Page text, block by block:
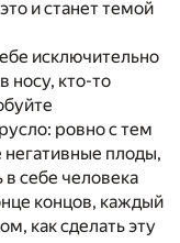
и станет темой
исключительно
носу, кто-то
ровно с тем
негативные плоды,
себе человека
концов, каждый
как сделать эту